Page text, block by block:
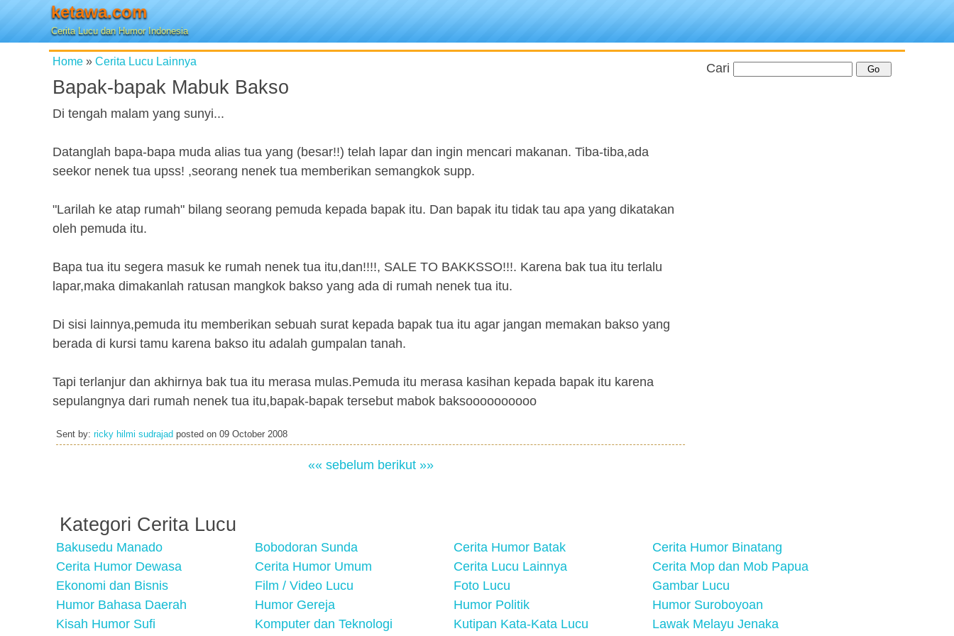
ketawa.com
Cerita Lucu dan Humor Indonesia
Home » Cerita Lucu Lainnya
Bapak-bapak Mabuk Bakso
Di tengah malam yang sunyi...
Datanglah bapa-bapa muda alias tua yang (besar!!) telah lapar dan ingin mencari makanan. Tiba-tiba,ada
seekor nenek tua upss! ,seorang nenek tua memberikan semangkok supp.
"Larilah ke atap rumah" bilang seorang pemuda kepada bapak itu. Dan bapak itu tidak tau apa yang dikatakan
oleh pemuda itu.
Bapa tua itu segera masuk ke rumah nenek tua itu,dan!!!!, SALE TO BAKKSSO!!!. Karena bak tua itu terlalu
lapar,maka dimakanlah ratusan mangkok bakso yang ada di rumah nenek tua itu.
Di sisi lainnya,pemuda itu memberikan sebuah surat kepada bapak tua itu agar jangan memakan bakso yang
berada di kursi tamu karena bakso itu adalah gumpalan tanah.
Tapi terlanjur dan akhirnya bak tua itu merasa mulas.Pemuda itu merasa kasihan kepada bapak itu karena
sepulangnya dari rumah nenek tua itu,bapak-bapak tersebut mabok baksoooooooooo
Sent by: ricky hilmi sudrajad posted on 09 October 2008
«« sebelum berikut »»
Cari
Kategori Cerita Lucu
Bakusedu Manado Bobodoran Sunda Cerita Humor Batak
Cerita Humor Binatang
Cerita Humor Dewasa
Cerita Humor Umum Cerita Lucu Lainnya
Cerita Mop dan Mob Papua
Ekonomi dan Bisnis
Film / Video Lucu Foto Lucu
Gambar Lucu
Humor Bahasa Daerah
Humor Gereja Humor Politik
Humor Suroboyoan
Kisah Humor Sufi
Komputer dan Teknologi Kutipan Kata-Kata Lucu Lawak Melayu Jenaka